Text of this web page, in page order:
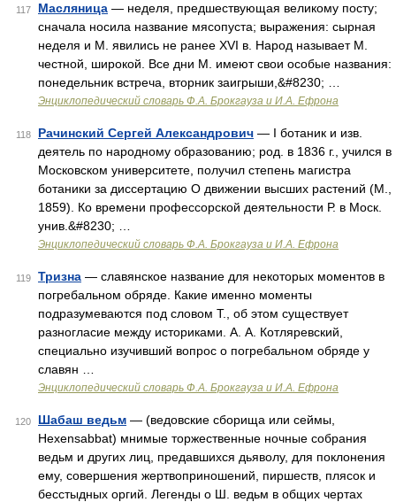
117 Масляница — неделя, предшествующая великому посту;
сначала носила название мясопуста; выражения: сырная
неделя и М. явились не ранее XVI в. Народ называет М.
честной, широкой. Все дни М. имеют свои особые названия:
понедельник встреча, вторник заигрыши,&#8230; …
Энциклопедический словарь Ф.А. Брокгауза и И.А. Ефрона
118 Рачинский Сергей Александрович — I ботаник и изв.
деятель по народному образованию; род. в 1836 г., учился в
Московском университете, получил степень магистра
ботаники за диссертацию О движении высших растений (М.,
1859). Ко времени профессорской деятельности Р. в Моск.
унив.&#8230; …
Энциклопедический словарь Ф.А. Брокгауза и И.А. Ефрона
119 Тризна — славянское название для некоторых моментов в
погребальном обряде. Какие именно моменты
подразумеваются под словом Т., об этом существует
разногласие между историками. А. А. Котляревский,
специально изучивший вопрос о погребальном обряде у
славян …
Энциклопедический словарь Ф.А. Брокгауза и И.А. Ефрона
120 Шабаш ведьм — (ведовские сборища или сеймы,
Hexensabbat) мнимые торжественные ночные собрания
ведьм и других лиц, предавшихся дьяволу, для поклонения
ему, совершения жертвоприношений, пиршеств, плясок и
бесстыдных оргий. Легенды о Ш. ведьм в общих чертах